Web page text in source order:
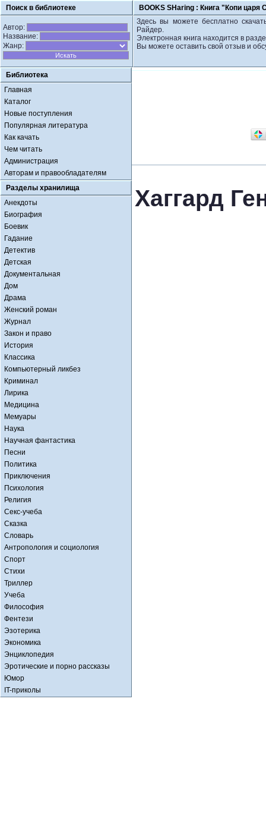
Поиск в библиотеке BOOKS SHaring : Книга "Копи царя
Автор:
Название:
Жанр:
Здесь вы можете бесплатно
Райдер.
Электронная книга находится в
Вы можете оставить свой отзыв и
Библиотека
Главная
Каталог
Новые поступления
Популярная литература
Как качать
Чем читать
Администрация
Авторам и правообладателям
Разделы хранилища
Анекдоты
Биография
Боевик
Гадание
Детектив
Детская
Документальная
Дом
Драма
Женский роман
Журнал
Закон и право
История
Классика
Компьютерный ликбез
Криминал
Лирика
Медицина
Мемуары
Наука
Научная фантастика
Песни
Политика
Приключения
Психология
Религия
Секс-учеба
Сказка
Словарь
Антропология и социология
Спорт
Стихи
Триллер
Учеба
Философия
Фентези
Эзотерика
Экономика
Энциклопедия
Эротические и порно рассказы
Юмор
IT-приколы
Хаггард